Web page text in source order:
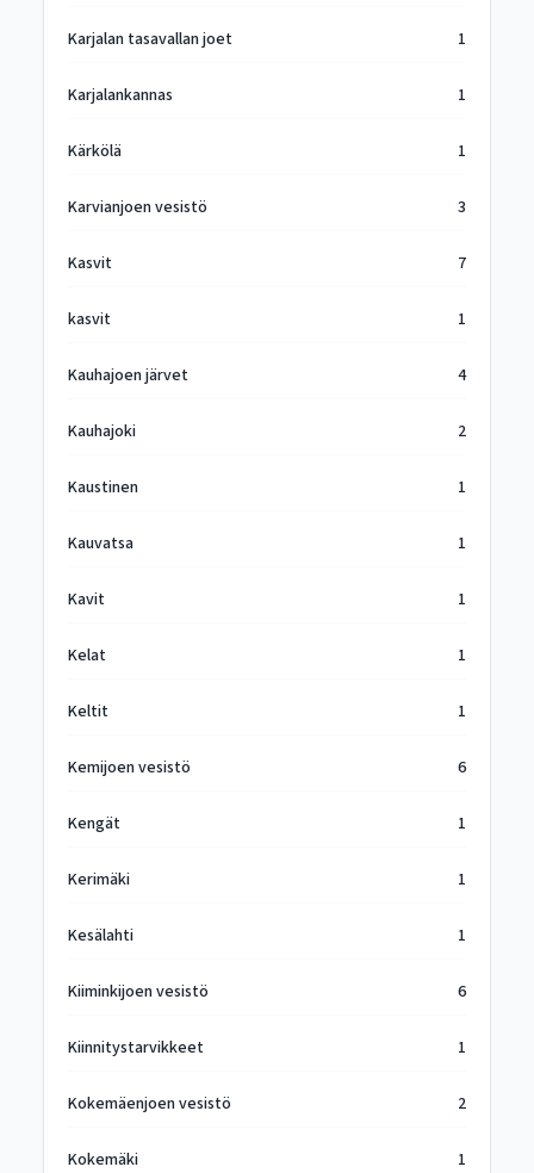
Karjalan tasavallan joet 1
Karjalankannas 1
Kärkölä 1
Karvianjoen vesistö 3
Kasvit 7
kasvit 1
Kauhajoen järvet 4
Kauhajoki 2
Kaustinen 1
Kauvatsa 1
Kavit 1
Kelat 1
Keltit 1
Kemijoen vesistö 6
Kengät 1
Kerimäki 1
Kesälahti 1
Kiiminkijoen vesistö 6
Kiinnitystarvikkeet 1
Kokemäenjoen vesistö 2
Kokemäki 1